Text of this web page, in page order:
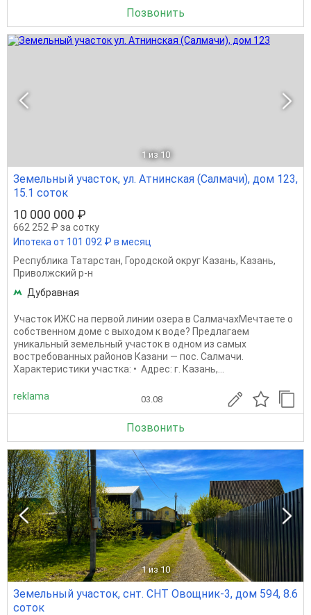
Позвонить
1 из 10
Земельный участок, ул. Атнинская (Салмачи), дом 123,
15.1 соток
10 000 000 ₽
662 252 ₽ за сотку
Ипотека от 101 092 ₽ в месяц
Республика Татарстан, Городской округ Казань, Казань,
Приволжский р-н
Дубравная
Участок ИЖС на первой линии озера в СалмачахМечтаете о
собственном доме с выходом к воде? Предлагаем
уникальный земельный участок в одном из самых
востребованных районов Казани — пос. Салмачи.
Характеристики участка: • Адрес: г. Казань,...
reklama 03.08
Позвонить
1 из 10
Земельный участок, снт. СНТ Овощник-3, дом 594, 8.6
соток